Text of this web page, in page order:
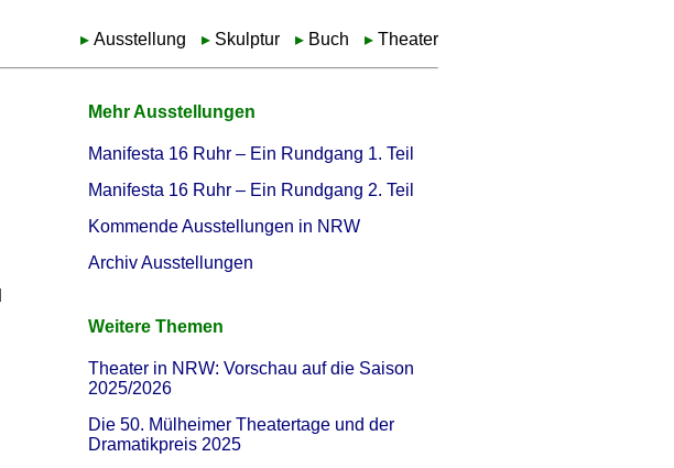
Ausstellung Skulptur Buch Theater
Mehr Ausstellungen
Manifesta 16 Ruhr – Ein Rundgang 1. Teil
Manifesta 16 Ruhr – Ein Rundgang 2. Teil
Kommende Ausstellungen in NRW
Archiv Ausstellungen
Weitere Themen
Theater in NRW: Vorschau auf die Saison
2025/2026
Die 50. Mülheimer Theatertage und der
Dramatikpreis 2025